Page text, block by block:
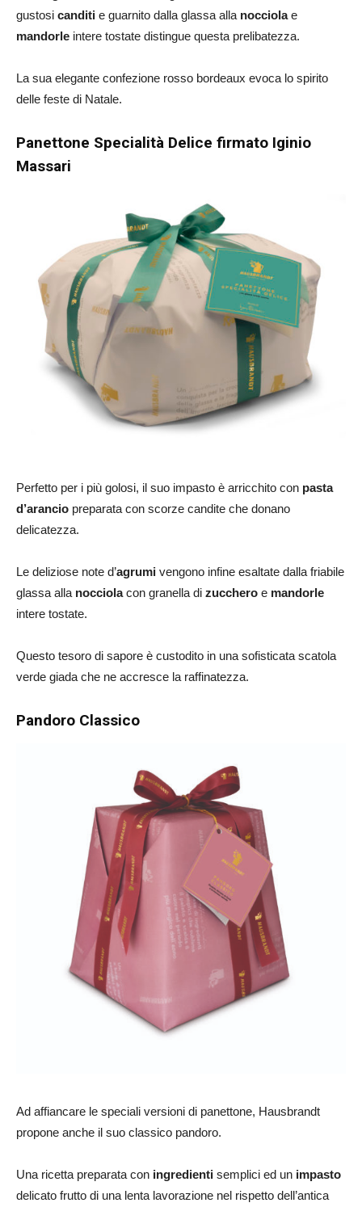
gustosi canditi e guarnito dalla glassa alla nocciolae
mandorle intere tostate distingue questa prelibatezza.
La sua elegante confezione rosso bordeaux evoca lo spirito
delle feste di Natale.
Panettone Specialità Delice firmato Iginio
Massari
Perfetto per i più golosi, il suo impasto è arricchito con pasta
d’arancio preparata con scorze candite che donano
delicatezza.
Le deliziose note d’agrumi vengono infine esaltate dalla friabile
glassa alla nocciolacon granella di zucchero e mandorle
intere tostate.
Questo tesoro di sapore è custodito in una sofisticata scatola
verde giada che ne accresce la raffinatezza.
Pandoro Classico
Ad affiancare le speciali versioni di panettone, Hausbrandt
propone anche il suo classico pandoro.
Una ricetta preparata con ingredienti semplici ed un impasto
delicato frutto di una lenta lavorazione nel rispetto dell’antica